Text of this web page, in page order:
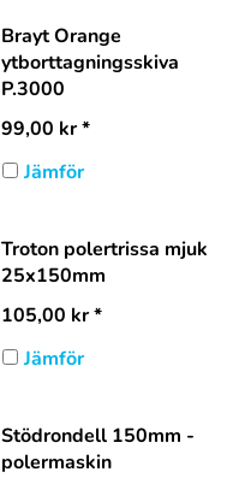
Brayt Orange
ytborttagningsskiva
P.3000
99,00 kr*
Jämför
Troton polertrissa mjuk
25x150mm
105,00 kr*
Jämför
Stödrondell 150mm -
polermaskin